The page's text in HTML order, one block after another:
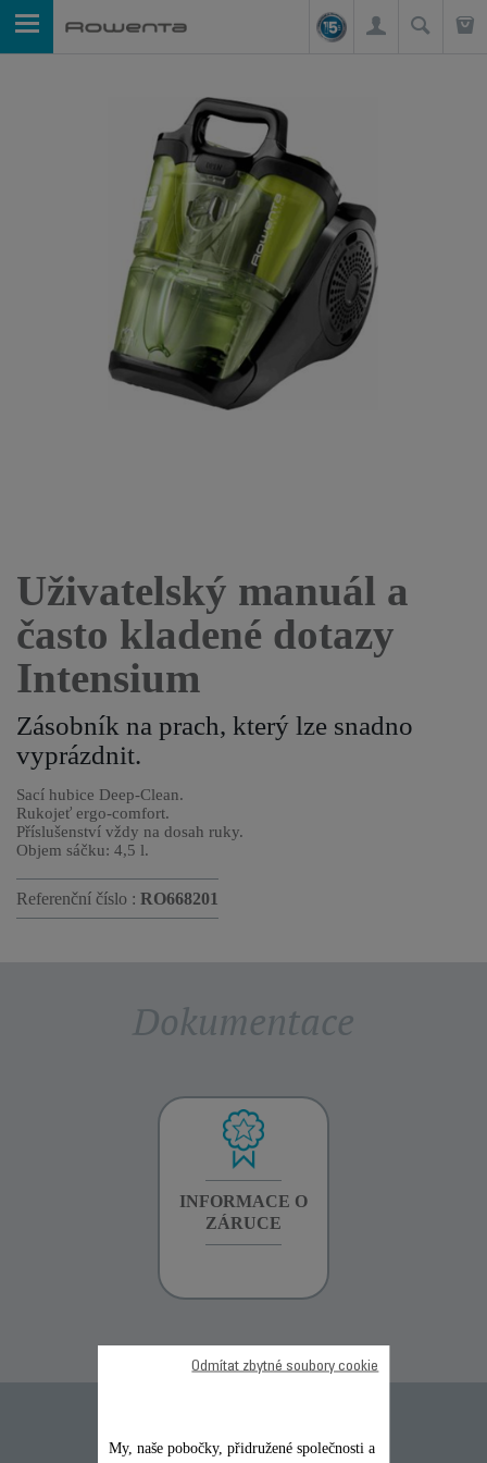
Uživatelský manuál a
často kladené dotazy
Intensium
Zásobník na prach, který lze snadno
vyprázdnit.
Sací hubice Deep-Clean.
Rukojeť ergo-comfort.
Příslušenství vždy na dosah ruky.
Objem sáčku: 4,5 l.
Referenční číslo : RO668201
Dokumentace
INFORMACE O
ZÁRUCE
Časté otázky
My, naše pobočky, přidružené společnosti a
Odmítat zbytné soubory cookie